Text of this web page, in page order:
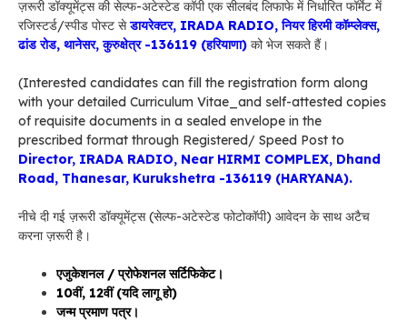
ज़रूरी डॉक्यूमेंट्स की सेल्फ-अटेस्टेड कॉपी एक सीलबंद लिफाफे में निर्धारित फॉर्मेट में
रजिस्टर्ड/स्पीड पोस्ट सेडायरेक्टर, IRADA RADIO, नियर हिरमी कॉम्प्लेक्स,
ढांड रोड, थानेसर, कुरुक्षेत्र -136119 (हरियाणा) को भेज सकते हैं।
(Interested candidates can fill the registration form along
with your detailed Curriculum Vitae_and self-attested copies
of requisite documents in a sealed envelope in the
prescribed format through Registered/ Speed Post to
Director, IRADA RADIO, Near HIRMI COMPLEX, Dhand
Road, Thanesar, Kurukshetra -136119 (HARYANA).
नीचे दी गई ज़रूरी डॉक्यूमेंट्स (सेल्फ-अटेस्टेड फोटोकॉपी) आवेदन के साथ अटैच
करना ज़रूरी है।
एजुकेशनल / प्रोफेशनल सर्टिफिकेट।
10वीं, 12वीं (यदि लागू हो)
जन्म प्रमाण पत्र।